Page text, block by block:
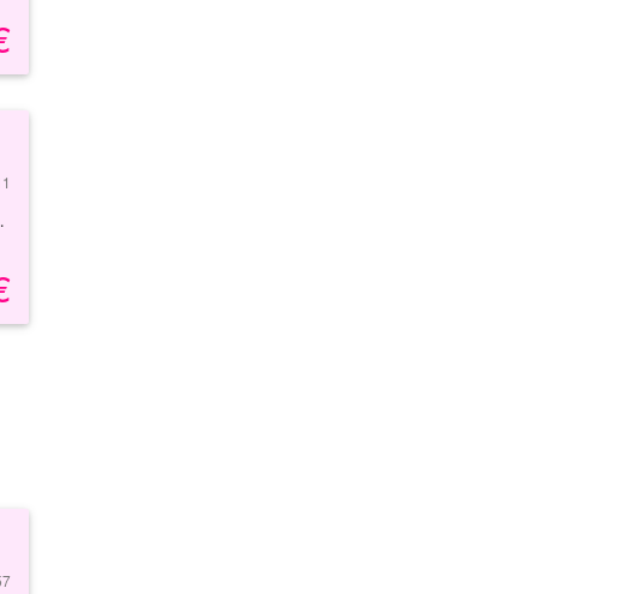
destinado a viviendas. Normas Subsidiarias de Monistrol, aprovaci?n definitiva el 17/01/2001.